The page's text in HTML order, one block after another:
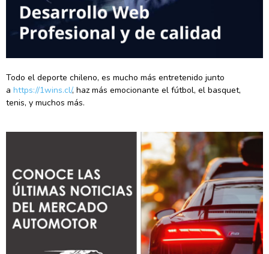
Todo el deporte chileno, es mucho más entretenido junto
a https://1wins.cl/, haz más emocionante el fútbol, el basquet,
tenis, y muchos más.